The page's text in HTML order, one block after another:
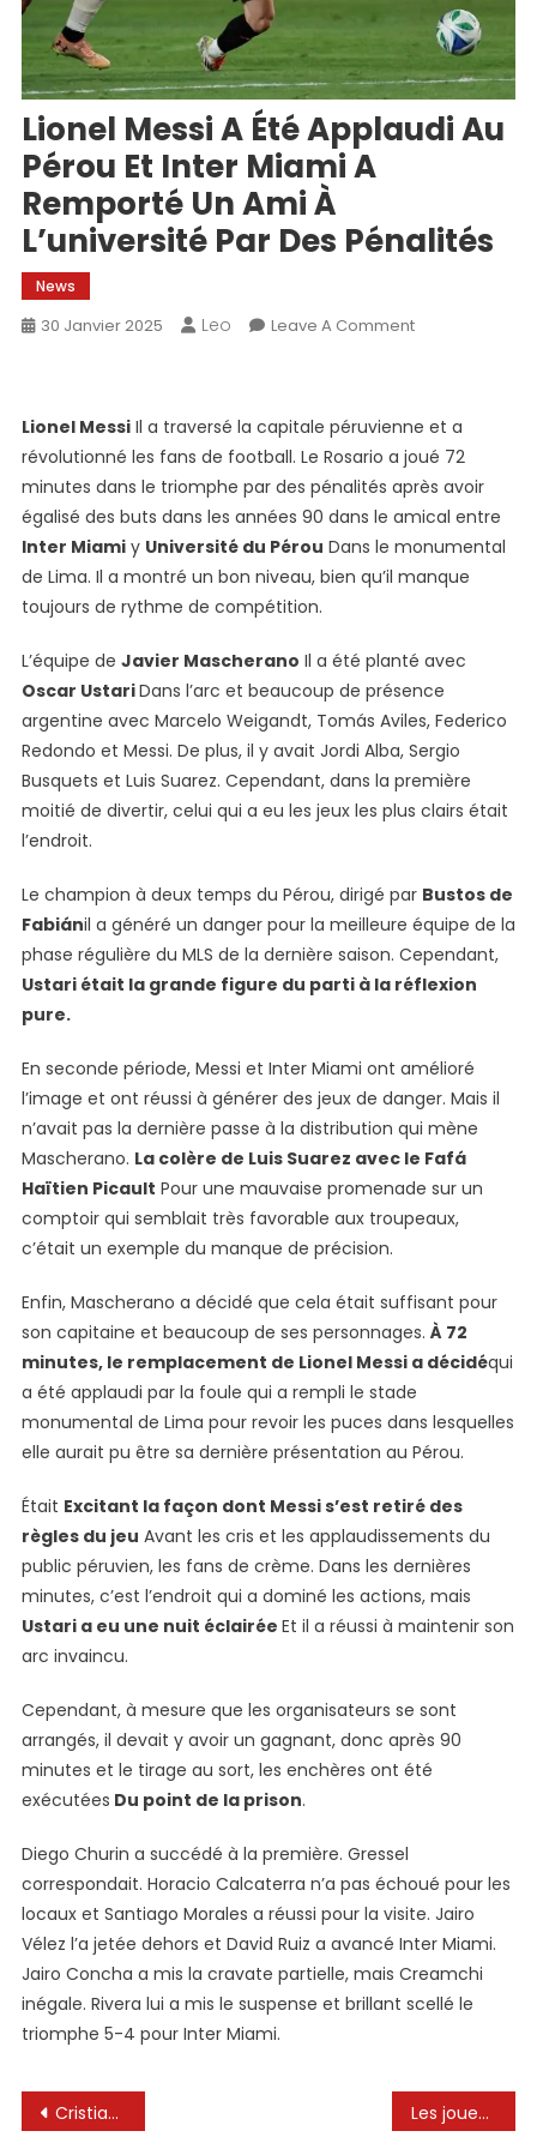
Lionel Messi A Été Applaudi Au
Pérou Et Inter Miami A
Remporté Un Ami À
L’université Par Des Pénalités
News
30 Janvier 2025 Leo Leave A CommentOn
Été
Applaudi
Au
Pérou
Et
Inter
Remporté
Un
Ami
L’université
Par
Des
Lionel MessiIl a traversé la capitale péruvienne et a
révolutionné les fans de football. Le Rosario a joué 72
minutes dans le triomphe par des pénalités après avoir
égalisé des buts dans les années 90 dans le amical entre
Inter Miamiy Université du Pérou Dans le monumental
de Lima. Il a montré un bon niveau, bien qu’il manque
toujours de rythme de compétition.
L’équipe de Javier Mascherano Il a été planté avec
Oscar UstariDans l’arc et beaucoup de présence
argentine avec Marcelo Weigandt, Tomás Aviles, Federico
Redondo et Messi. De plus, il y avait Jordi Alba, Sergio
Busquets et Luis Suarez. Cependant, dans la première
moitié de divertir, celui qui a eu les jeux les plus clairs était
l’endroit.
Le champion à deux temps du Pérou, dirigé par Bustos de
Fabiánil a généré un danger pour la meilleure équipe de la
phase régulière du MLS de la dernière saison. Cependant,
Ustari était la grande figure du parti à la réflexion
pure.
En seconde période, Messi et Inter Miami ont amélioré
l’image et ont réussi à générer des jeux de danger. Mais il
n’avait pas la dernière passe à la distribution qui mène
Mascherano. La colère de Luis Suarez avec le Fafá
Haïtien Picault Pour une mauvaise promenade sur un
comptoir qui semblait très favorable aux troupeaux,
c’était un exemple du manque de précision.
Enfin, Mascherano a décidé que cela était suffisant pour
son capitaine et beaucoup de ses personnages. À 72
minutes, le remplacement de Lionel Messi a décidéqui
a été applaudi par la foule qui a rempli le stade
monumental de Lima pour revoir les puces dans lesquelles
elle aurait pu être sa dernière présentation au Pérou.
Était Excitant la façon dont Messi s’est retiré des
règles du jeu Avant les cris et les applaudissements du
public péruvien, les fans de crème. Dans les dernières
minutes, c’est l’endroit qui a dominé les actions, mais
Ustari a eu une nuit éclairée Et il a réussi à maintenir son
arc invaincu.
Cependant, à mesure que les organisateurs se sont
arrangés, il devait y avoir un gagnant, donc après 90
minutes et le tirage au sort, les enchères ont été
exécutées Du point de la prison.
Diego Churin a succédé à la première. Gressel
correspondait. Horacio Calcaterra n’a pas échoué pour les
locaux et Santiago Morales a réussi pour la visite. Jairo
Vélez l’a jetée dehors et David Ruiz a avancé Inter Miami.
Jairo Concha a mis la cravate partielle, mais Creamchi
inégale. Rivera lui a mis le suspense et brillant scellé le
triomphe 5-4 pour Inter Miami.
Navigation
Cristiano Ronaldo: «Je n’ai jamais eu de mauvaise relation avec Leo Messi» – Tribuna.com Les joueurs universitaires ont cherché Lionel Messi avant de partir pour demander des photos après le match amical contre Inter Miami